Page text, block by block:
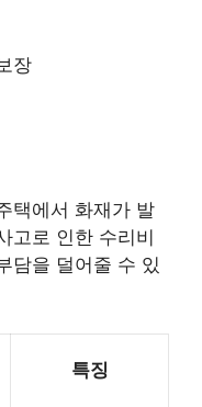
장
택에서 화재가 발
고로 인한 수리비
담을 덜어줄 수 있
특징